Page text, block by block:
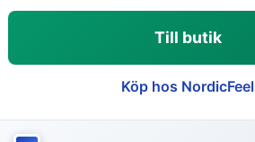
Till butik
Köp hos NordicFeel